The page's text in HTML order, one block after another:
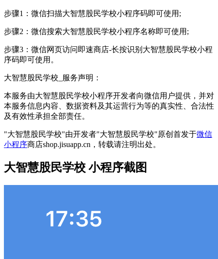
步骤1：微信扫描大智慧股民学校小程序码即可使用;
步骤2：微信搜索大智慧股民学校小程序名称即可使用;
步骤3：微信网页访问即速商店-长按识别大智慧股民学校小程
序码即可使用。
大智慧股民学校_服务声明：
本服务由大智慧股民学校小程序开发者向微信用户提供，并对
本服务信息内容、数据资料及其运营行为等的真实性、合法性
及有效性承担全部责任。
"大智慧股民学校"由开发者"大智慧股民学校"原创首发于微信
小程序商店shop.jisuapp.cn，转载请注明出处。
大智慧股民学校 小程序截图